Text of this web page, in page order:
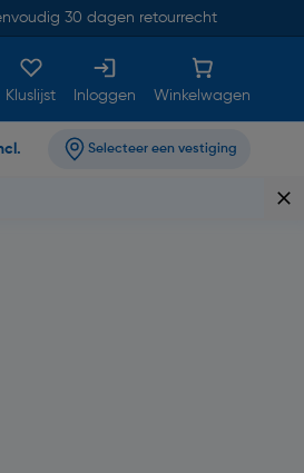
30 dagen retourrecht
Kluslijst Inloggen Winkelwagen
Selecteer een vestiging